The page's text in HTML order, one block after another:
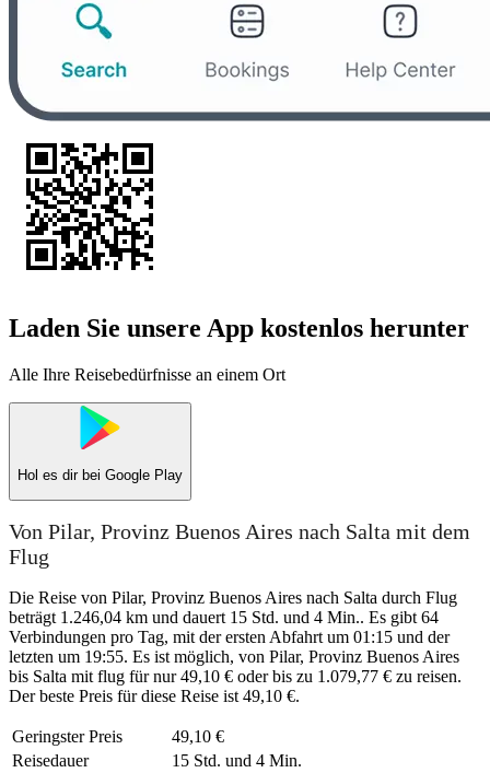
Laden Sie unsere App kostenlos herunter
Alle Ihre Reisebedürfnisse an einem Ort
Hol es dir bei Google Play
Von Pilar, Provinz Buenos Aires nach Salta mit dem
Flug
Die Reise von Pilar, Provinz Buenos Aires nach Salta durch Flug
beträgt 1.246,04 km und dauert 15 Std. und 4 Min.. Es gibt 64
Verbindungen pro Tag, mit der ersten Abfahrt um 01:15 und der
letzten um 19:55. Es ist möglich, von Pilar, Provinz Buenos Aires
bis Salta mit flug für nur 49,10 € oder bis zu 1.079,77 € zu reisen.
Der beste Preis für diese Reise ist 49,10 €.
Geringster Preis
49,10 €
Reisedauer
15 Std. und 4 Min.